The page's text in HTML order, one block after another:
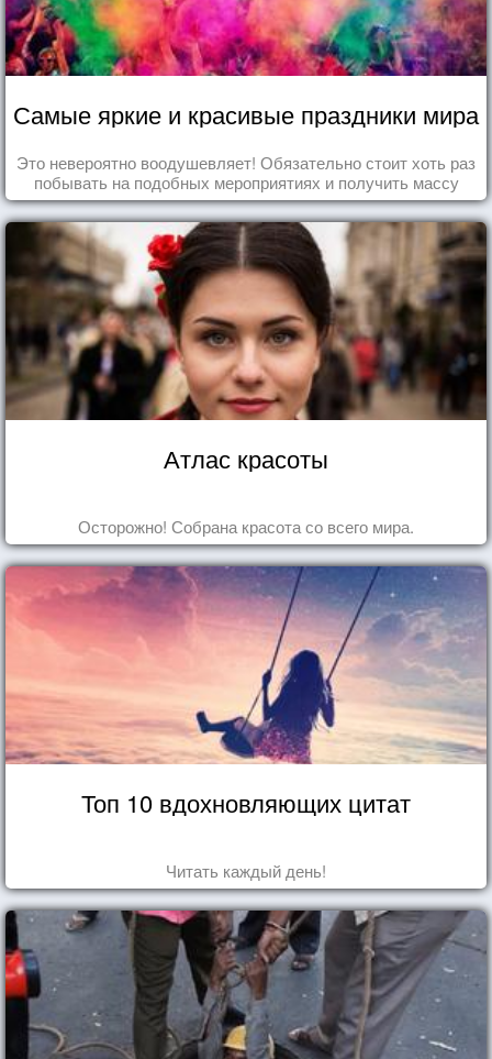
Самые яркие и красивые праздники мира
Это невероятно воодушевляет! Обязательно стоит хоть раз
побывать на подобных мероприятиях и получить массу
впечатлений!
Атлас красоты
Осторожно! Собрана красота со всего мира.
Топ 10 вдохновляющих цитат
Читать каждый день!